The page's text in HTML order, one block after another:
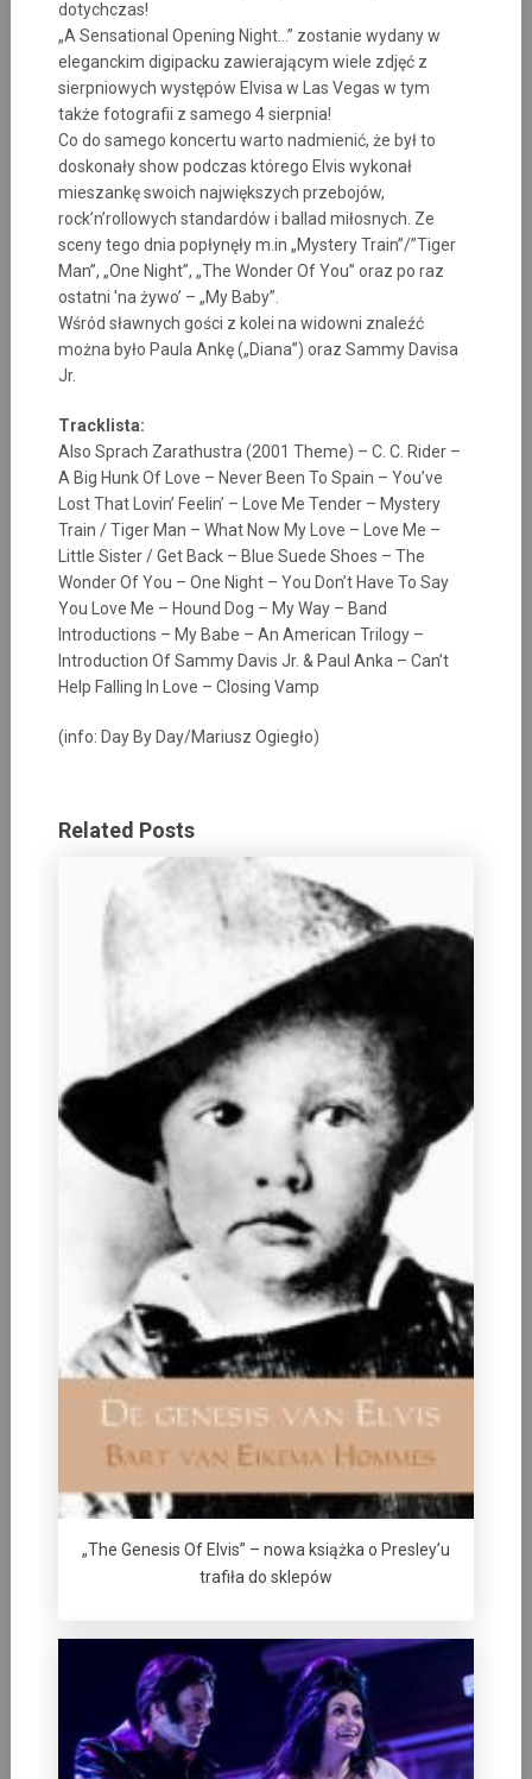
dotychczas!
„A Sensational Opening Night…” zostanie wydany w
eleganckim digipacku zawierającym wiele zdjęć z
sierpniowych występów Elvisa w Las Vegas w tym
także fotografii z samego 4 sierpnia!
Co do samego koncertu warto nadmienić, że był to
doskonały show podczas którego Elvis wykonał
mieszankę swoich największych przebojów,
rock’n’rollowych standardów i ballad miłosnych. Ze
sceny tego dnia popłynęły m.in „Mystery Train”/”Tiger
Man”, „One Night”, „The Wonder Of You” oraz po raz
ostatni 'na żywo’ – „My Baby”.
Wśród sławnych gości z kolei na widowni znaleźć
można było Paula Ankę („Diana”) oraz Sammy Davisa
Jr.
Tracklista:
Also Sprach Zarathustra (2001 Theme) – C. C. Rider –
A Big Hunk Of Love – Never Been To Spain – You’ve
Lost That Lovin’ Feelin’ – Love Me Tender – Mystery
Train / Tiger Man – What Now My Love – Love Me –
Little Sister / Get Back – Blue Suede Shoes – The
Wonder Of You – One Night – You Don’t Have To Say
You Love Me – Hound Dog – My Way – Band
Introductions – My Babe – An American Trilogy –
Introduction Of Sammy Davis Jr. & Paul Anka – Can’t
Help Falling In Love – Closing Vamp
(info: Day By Day/Mariusz Ogiegło)
Related Posts
„The Genesis Of Elvis” – nowa książka o Presley’u
trafiła do sklepów